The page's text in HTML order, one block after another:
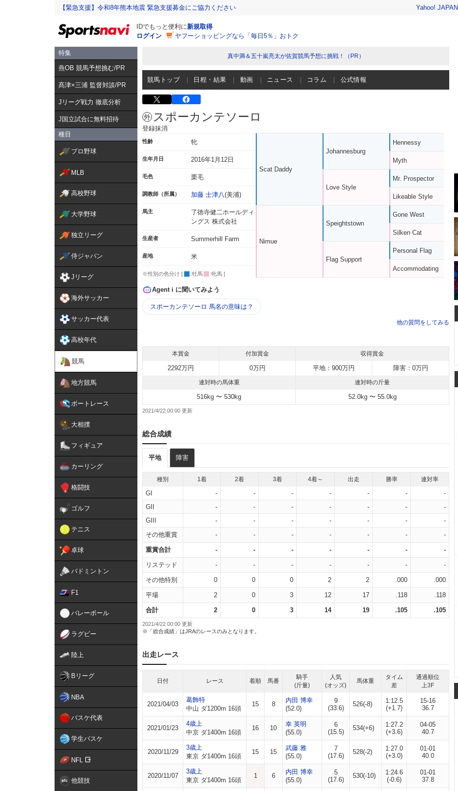
【緊急支援】令和8年熊本地震 緊急支援募金にご協力ください Yahoo! JAPAN
IDでもっと便利に新規取得
ログイン
ヤフーショッピングなら「毎日5％」おトク
特集
燕OB 競馬予想挑む/PR
髙津×三浦 監督対談/PR
Jリーグ戦力 徹底分析
J国立試合に無料招待
種目
プロ野球
MLB
高校野球
大学野球
独立リーグ
侍ジャパン
Jリーグ
海外サッカー
サッカー代表
高校年代
競馬
地方競馬
ボートレース
大相撲
フィギュア
カーリング
格闘技
ゴルフ
テニス
卓球
バドミントン
F1
バレーボール
ラグビー
陸上
Bリーグ
NBA
バスケ代表
学生バスケ
NFL
他競技
真中満＆五十嵐亮太が佐賀競馬予想に挑戦！（PR）
競馬トップ 日程・結果 動画 ニュース コラム 公式情報
スポーカンテソーロ
登録抹消
性齢 牝
生年月日 2016年1月12日
毛色 栗毛
調教師（所属） 加藤 士津八(美浦)
馬主
了徳寺健二ホールディ
ングス 株式会社
生産者 Summerhill Farm
産地 米
※性別の色分け [ :牡馬 :牝馬 ]
Scat Daddy
Nimue
Johannesburg
Love Style
Speightstown
Flag Support
Hennessy
Myth
Mr. Prospector
Likeable Style
Gone West
Silken Cat
Personal Flag
Accommodating
Agent i に聞いてみよう
スポーカンテソーロ 馬名の意味は？
他の質問をしてみる
本賞金 付加賞金 収得賞金
2292万円 0万円 平地：900万円 障害：0万円
連対時の馬体重 連対時の斤量
516kg 〜 530kg 52.0kg 〜 55.0kg
2021/4/22 00:00
総合成績
平地 障害
種別 1着 2着 3着 4着～ 出走 勝率 連対率
GI - - - - - -
-
GII
- - - - - -
-
GIII
- - - - - -
-
その他重賞
- - - - - - -
重賞合計 - - - - - - -
リステッド - - - - - - -
その他特別 0 0 0 2 2 .000 .000
平場 2 0 3 12 17 .118 .118
合計 2 0 3 14 19 .105 .105
2021/4/22 00:00 更新
※「総合成績」はJRAのレースのみとなります。
出走レース
日付 レース 着順 馬番
騎手
(斤量)
人気
(オッズ)
馬体重
タイム
差
通過順位
上3F
2021/04/03
葛飾特
中山 ダ1200m 16頭
15 8
内田 博幸
(52.0)
9
(33.6)
526(-8)
1:12.5
(+1.7)
15-16
36.7
2021/01/23
4歳上
中京 ダ1400m 16頭
16 10
幸 英明
(55.0)
6
(15.5)
534(+6)
1:27.2
(+3.6)
04-05
40.7
2020/11/29
3歳上
東京 ダ1400m 16頭
15 15
武藤 雅
(55.0)
7
(17.6)
528(-2)
1:27.0
(+3.0)
01-01
40.0
2020/11/07
3歳上
東京 ダ1400m 16頭
1 6
内田 博幸
(55.0)
5
(17.6)
530(-10)
1:24.6
(-0.6)
01-01
37.8